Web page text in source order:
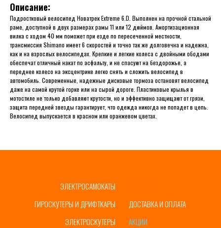
Описание:
Подростковый велосипед Новатрек Extreme 6.D. Выполнен на прочной стальной
раме, доступной в двух размерах рамы 11 или 12 дюймов. Амортизационная
вилка с ходом 40 мм поможет при езде по пересеченной местности,
трансмиссия Shimano имеет 6 скоростей и точно так же долговечна и надежна,
как и на взрослых велосипедах. Крепкие и легкие колеса с двойными ободами
обеспечат отличный накат по асфальту, и не спасуют на бездорожье, а
переднее колесо на эксцентрике легко снять и сложить велосипед в
автомобиль. Современные, надежные дисковые тормоза остановят велосипед
даже на самой крутой горке или на сырой дороге. Пластиковые крылья в
мотостиле не только добавляют крутости, но и эффективно защищают от грязи,
защита передней звезды гарантирует, что одежда никогда не попадет в цепь.
Велосипед выпускается в красном или оранжевом цветах.
ЭЛЕКТРОСАМОКАТЫ
ГИРОСКУТЕРЫ И ДРИФТКАРЫ
ЭЛЕКТРОСКУТЕРЫ
ДОСТАВКА И ОПЛАТА
АКЦИИ